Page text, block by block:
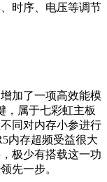
时序、电压等调节
加了一项高效能模
，属于七彩虹主板
同对内存小参进行
内存超频受益很大
极少有搭载这一功
先一步。